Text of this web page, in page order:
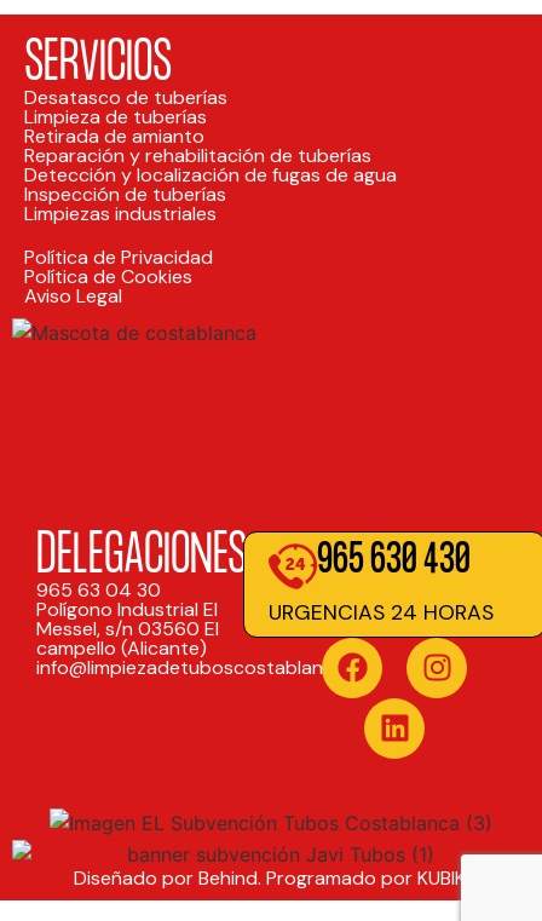
SERVICIOS
Desatasco de tuberías
Limpieza de tuberías
Retirada de amianto
Reparación y rehabilitación de tuberías
Detección y localización de fugas de agua
Inspección de tuberías
Limpiezas industriales
Política de Privacidad
Política de Cookies
Aviso Legal
DELEGACIONES
965 63 04 30
Polígono Industrial El
Messel, s/n 03560 El
campello (Alicante)
info@limpiezadetuboscostablanca.net
965 630 430
URGENCIAS 24 HORAS
Diseñado por Behind. Programado por KUBIK.